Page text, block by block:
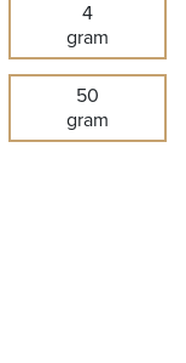
4
gram
50
gram